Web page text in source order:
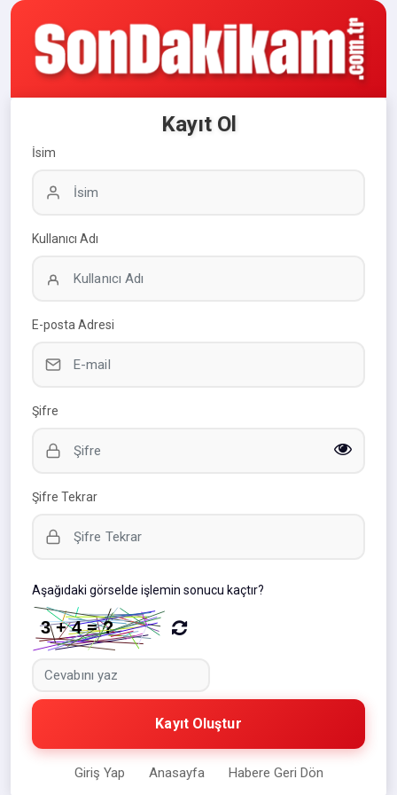
Kayıt Ol
İsim
Kullanıcı Adı
E-posta Adresi
Şifre
Şifre Tekrar
Aşağıdaki görselde işlemin sonucu kaçtır?
Kayıt Oluştur
Giriş Yap Anasayfa Habere Geri Dön